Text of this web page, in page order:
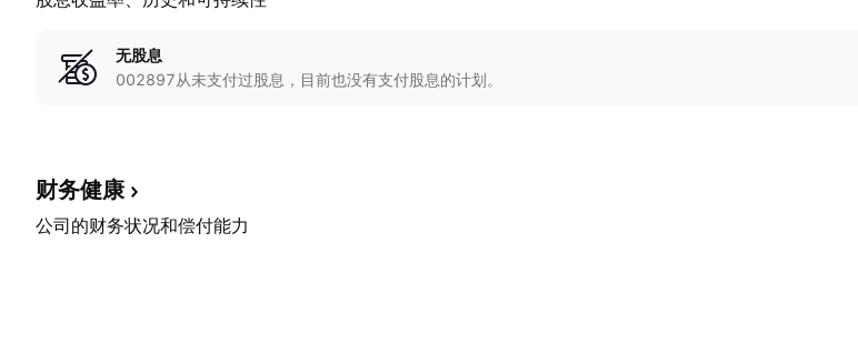
无股息
002897从未支付过股息，目前也没有支付股息的计划。
财务健康
公司的财务状况和偿付能力